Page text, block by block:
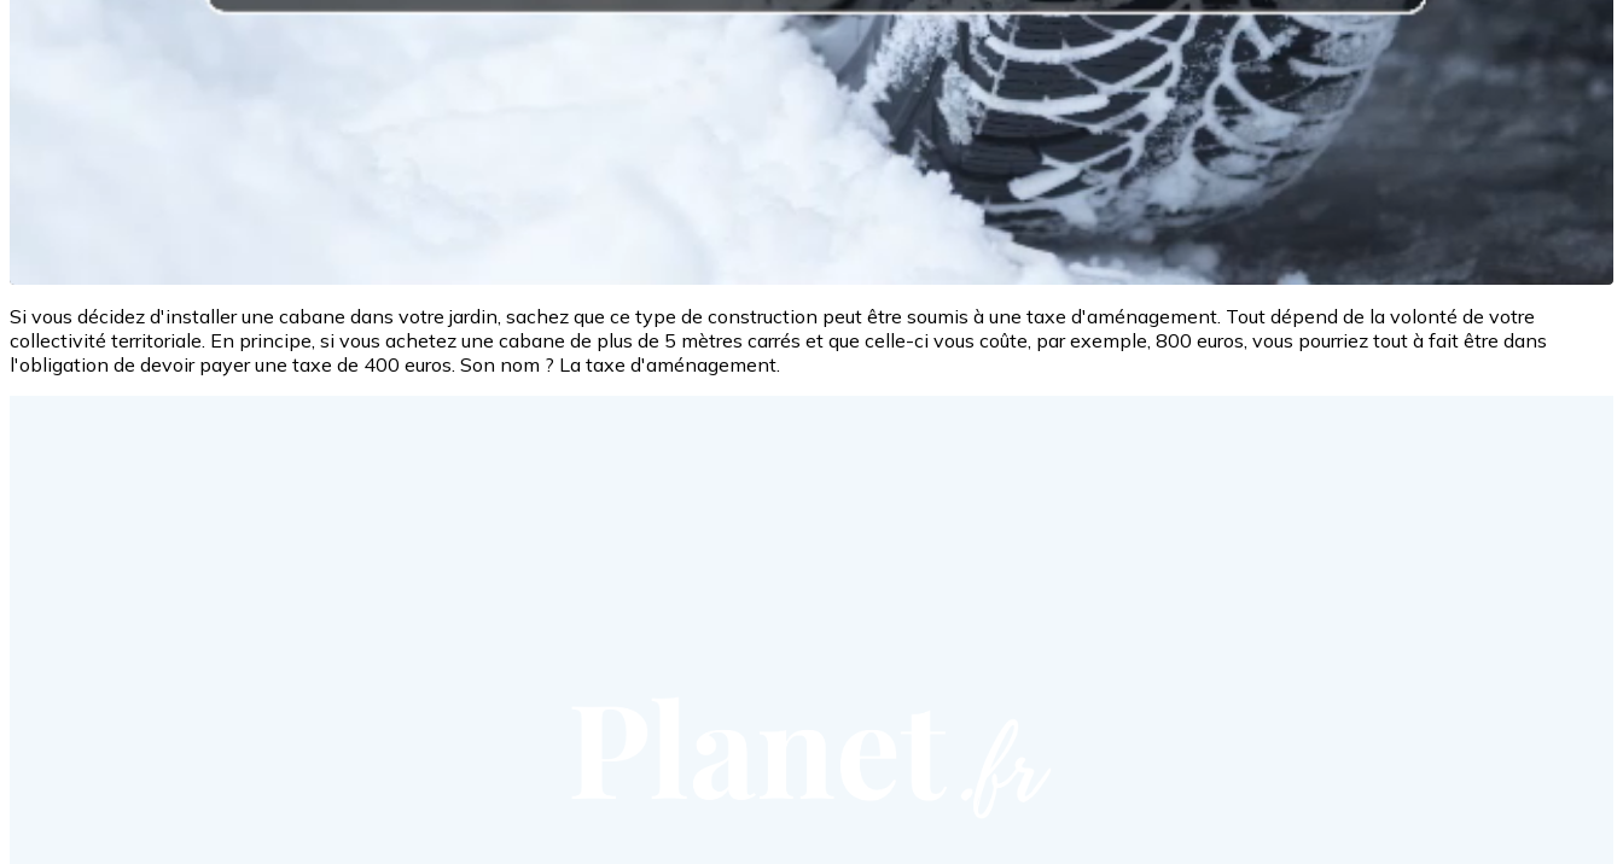
Si vous décidez d'installer une cabane dans votre jardin, sachez que ce type de construction peut être soumis à une taxe d'aménagement. Tout dépend de la volonté de votre
collectivité territoriale. En principe, si vous achetez une cabane de plus de 5 mètres carrés et que celle-ci vous coûte, par exemple, 800 euros, vous pourriez tout à fait être dans
l'obligation de devoir payer une taxe de 400 euros. Son nom ? La taxe d'aménagement.